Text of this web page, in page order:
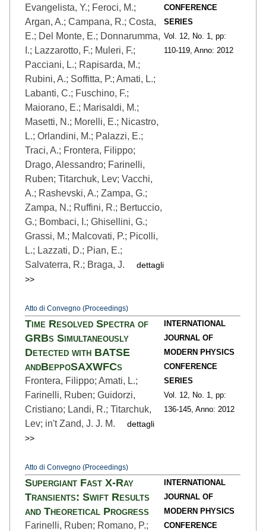
Evangelista, Y.; Feroci, M.;
Argan, A.; Campana, R.; Costa,
E.; Del Monte, E.; Donnarumma,
I.; Lazzarotto, F.; Muleri, F.;
Pacciani, L.; Rapisarda, M.;
Rubini, A.; Soffitta, P.; Amati, L.;
Labanti, C.; Fuschino, F.;
Maiorano, E.; Marisaldi, M.;
Masetti, N.; Morelli, E.; Nicastro,
L.; Orlandini, M.; Palazzi, E.;
Traci, A.; Frontera, Filippo;
Drago, Alessandro; Farinelli,
Ruben; Titarchuk, Lev; Vacchi,
A.; Rashevski, A.; Zampa, G.;
Zampa, N.; Ruffini, R.; Bertuccio,
G.; Bombaci, I.; Ghisellini, G.;
Grassi, M.; Malcovati, P.; Picolli,
L.; Lazzati, D.; Pian, E.;
Salvaterra, R.; Braga, J.
dettagli
>>
Atto di Convegno (Proceedings)
CONFERENCE
SERIES
Vol. 12,
No. 1,
pp:
110-119, Anno: 2012
Time Resolved Spectra of
GRBs Simultaneously
Detected with BATSE
andBeppoSAXWFCs
Frontera, Filippo; Amati, L.;
Farinelli, Ruben; Guidorzi,
Cristiano; Landi, R.; Titarchuk,
Lev; in't Zand, J. J. M.
dettagli
>>
Atto di Convegno (Proceedings)
INTERNATIONAL
JOURNAL OF
MODERN PHYSICS
CONFERENCE
SERIES
Vol. 12,
No. 1,
pp:
136-145, Anno: 2012
Supergiant Fast X-Ray
Transients: Swift Results
and Theoretical Progress
Farinelli, Ruben; Romano, P.;
INTERNATIONAL
JOURNAL OF
MODERN PHYSICS
CONFERENCE